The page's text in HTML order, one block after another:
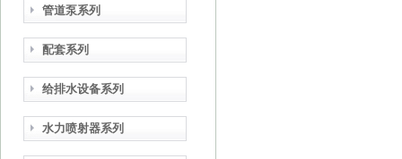
管道泵系列
配套系列
给排水设备系列
水力喷射器系列